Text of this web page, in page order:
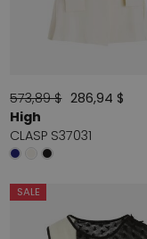
573,89 $ 286,94 $
High
CLASP S37031
SALE